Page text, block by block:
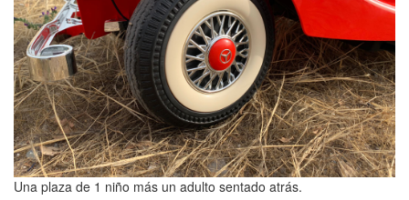
Una plaza de 1 niño más un adulto sentado atrás.